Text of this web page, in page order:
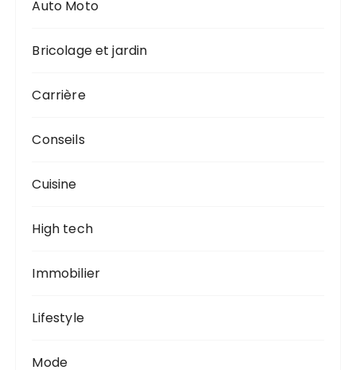
Auto Moto
Bricolage et jardin
Carrière
Conseils
Cuisine
High tech
Immobilier
Lifestyle
Mode